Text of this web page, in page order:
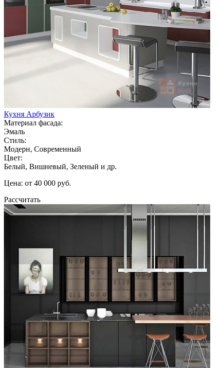
Кухня Арбузик
Материал фасада:
Эмаль
Стиль:
Модерн, Современный
Цвет:
Белый, Вишневый, Зеленый и др.
Цена: от 40 000 руб.
Рассчитать